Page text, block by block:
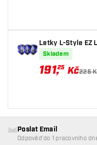
Letky L-Style EZ
Clear White
Skladem
191,25 Kč225
Poslat Email
Odpověď do 1 pracovního